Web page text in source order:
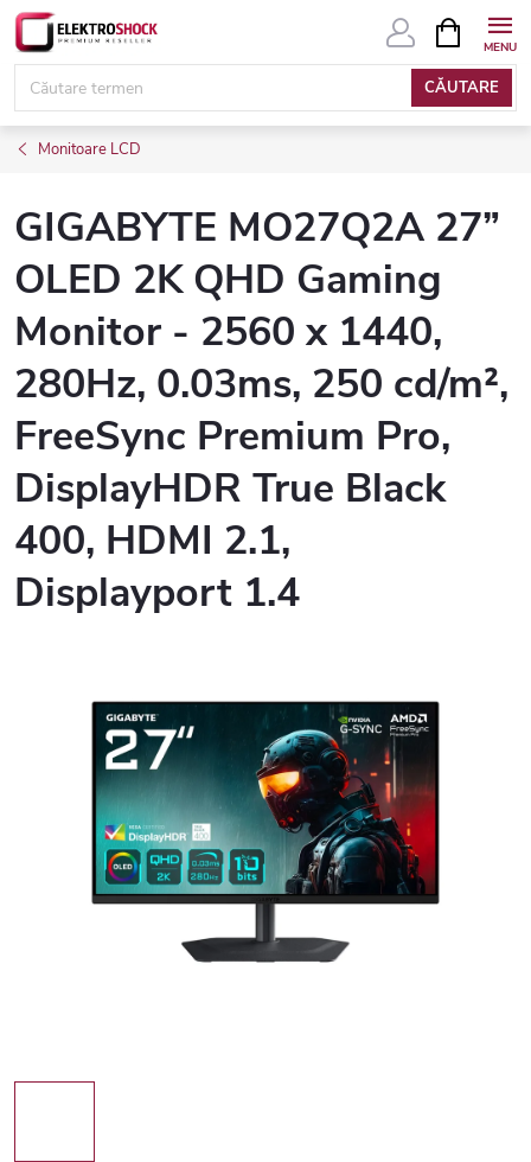
Treci
conținut
CĂUTARE
COŞ
DE
Monitoare LCD
GIGABYTE MO27Q2A 27”
OLED 2K QHD Gaming
Monitor - 2560 x 1440,
280Hz, 0.03ms, 250 cd/m²,
FreeSync Premium Pro,
DisplayHDR True Black
400, HDMI 2.1,
Displayport 1.4